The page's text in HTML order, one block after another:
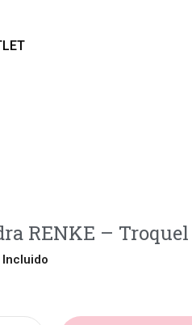
RENKE –
Incluido